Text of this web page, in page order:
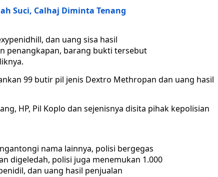
Suci, Calhaj Diminta Tenang
dan uang sisa hasil
penangkapan, barang bukti tersebut
99 butir pil jenis Dextro Methropan dan uang hasil
HP, Pil Koplo dan sejenisnya disita pihak kepolisian
nama lainnya, polisi bergegas
digeledah, polisi juga menemukan 1.000
dan uang hasil penjualan